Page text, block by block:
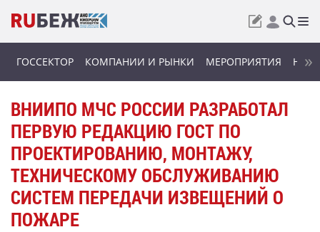
ГОССЕКТОР КОМПАНИИ И РЫНКИ МЕРОПРИЯТИЯ
ВНИИПО МЧС РОССИИ РАЗРАБОТАЛ
ПЕРВУЮ РЕДАКЦИЮ ГОСТ ПО
ПРОЕКТИРОВАНИЮ, МОНТАЖУ,
ТЕХНИЧЕСКОМУ ОБСЛУЖИВАНИЮ
СИСТЕМ ПЕРЕДАЧИ ИЗВЕЩЕНИЙ О
ПОЖАРЕ